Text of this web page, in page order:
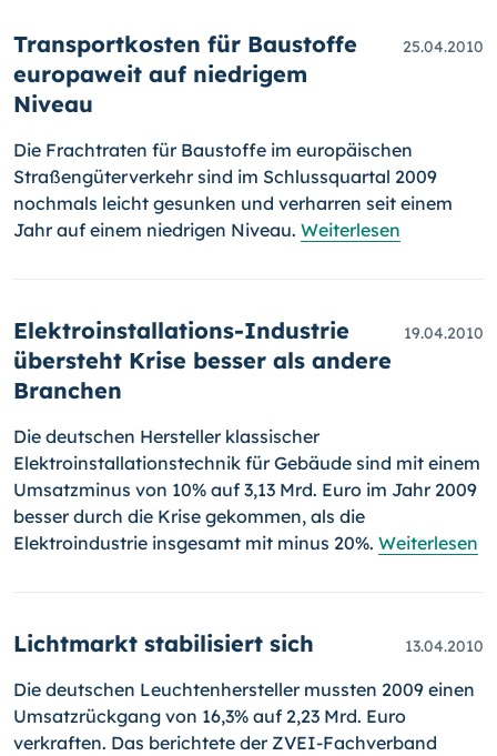
Transportkosten für Baustoffe
europaweit auf niedrigem
Niveau
25.04.2010
Die Frachtraten für Baustoffe im europäischen
Straßengüterverkehr sind im Schlussquartal 2009
nochmals leicht gesunken und verharren seit einem
Jahr auf einem niedrigen Niveau. Weiterlesen
Elektroinstallations-Industrie
übersteht Krise besser als andere
Branchen
19.04.2010
Die deutschen Hersteller klassischer
Elektroinstallationstechnik für Gebäude sind mit einem
Umsatzminus von 10% auf 3,13 Mrd. Euro im Jahr 2009
besser durch die Krise gekommen, als die
Elektroindustrie insgesamt mit minus 20%. Weiterlesen
Lichtmarkt stabilisiert sich 13.04.2010
Die deutschen Leuchtenhersteller mussten 2009 einen
Umsatzrückgang von 16,3% auf 2,23 Mrd. Euro
verkraften. Das berichtete der ZVEI-Fachverband